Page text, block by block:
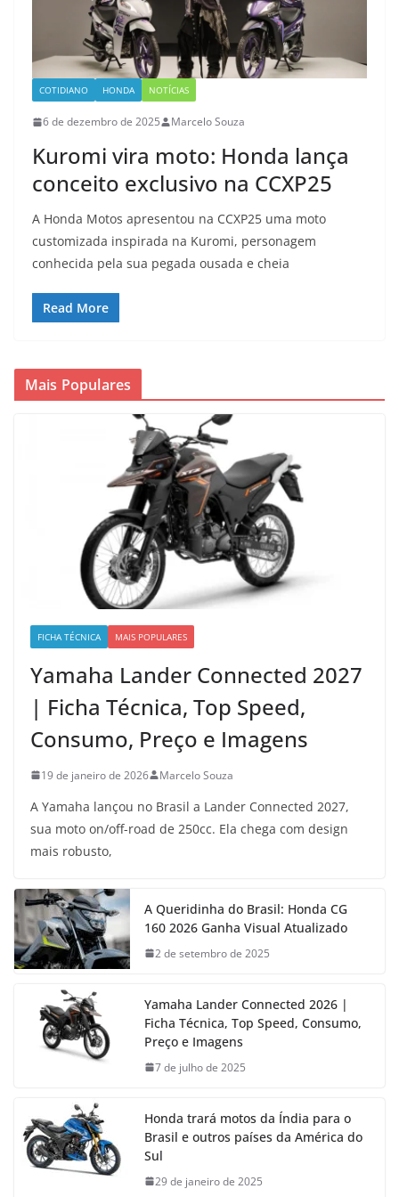
COTIDIANO HONDA NOTÍCIAS
6 de dezembro de 2025 Marcelo Souza
Kuromi vira moto: Honda lança
conceito exclusivo na CCXP25
A Honda Motos apresentou na CCXP25 uma moto
customizada inspirada na Kuromi, personagem
conhecida pela sua pegada ousada e cheia
Read More
Mais Populares
FICHA TÉCNICA MAIS POPULARES
Yamaha Lander Connected 2027
| Ficha Técnica, Top Speed,
Consumo, Preço e Imagens
19 de janeiro de 2026 Marcelo Souza
A Yamaha lançou no Brasil a Lander Connected 2027,
sua moto on/off-road de 250cc. Ela chega com design
mais robusto,
A Queridinha do Brasil: Honda CG
160 2026 Ganha Visual Atualizado
2 de setembro de 2025
Yamaha Lander Connected 2026 |
Ficha Técnica, Top Speed, Consumo,
Preço e Imagens
7 de julho de 2025
Honda trará motos da Índia para o
Brasil e outros países da América do
Sul
29 de janeiro de 2025